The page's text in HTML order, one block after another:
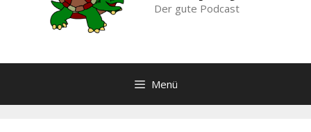
Der gute Podcast
Menü